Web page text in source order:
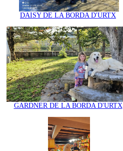
DAISY DE LA BORDA D'URTX
GARDNER DE LA BORDA D'URTX